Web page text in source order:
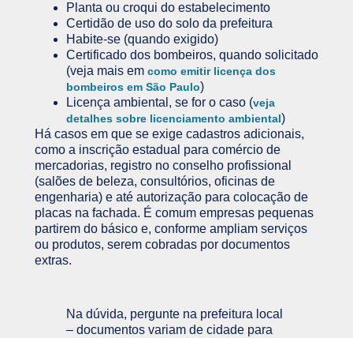
Planta ou croqui do estabelecimento
Certidão de uso do solo da prefeitura
Habite-se (quando exigido)
Certificado dos bombeiros, quando solicitado
(veja mais em como emitir licença dos
bombeiros em São Paulo)
Licença ambiental, se for o caso (veja
detalhes sobre licenciamento ambiental)
Há casos em que se exige cadastros adicionais,
como a inscrição estadual para comércio de
mercadorias, registro no conselho profissional
(salões de beleza, consultórios, oficinas de
engenharia) e até autorização para colocação de
placas na fachada. É comum empresas pequenas
partirem do básico e, conforme ampliam serviços
ou produtos, serem cobradas por documentos
extras.
Na dúvida, pergunte na prefeitura local
– documentos variam de cidade para